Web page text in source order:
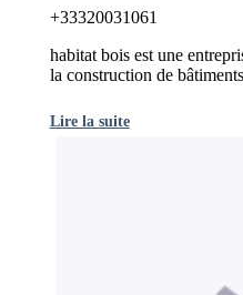
+33320031061
habitat bois est une
la construction de
Lire la suite